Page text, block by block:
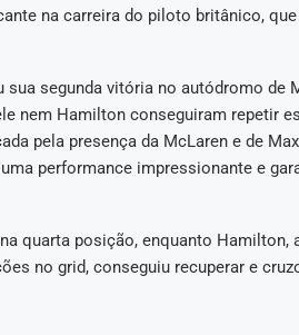
na carreira do piloto britânico,
segunda vitória no autódromo de
nem Hamilton conseguiram repetir
pela presença da McLaren e de
performance impressionante e
quarta posição, enquanto Hamilton,
no grid, conseguiu recuperar e